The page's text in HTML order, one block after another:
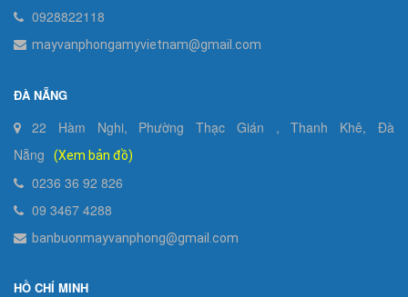
0928822118
mayvanphongamyvietnam@gmail.com
ĐÀ NẴNG
22 Hàm Nghi, Phường Thạc Gián , Thanh Khê, Đà
Nẵng
(Xem bản đồ)
0236 36 92 826
09 3467 4288
banbuonmayvanphong@gmail.com
HỒ CHÍ MINH